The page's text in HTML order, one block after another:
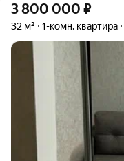
3 800 000 ₽
32 м² 1-комн. квартира